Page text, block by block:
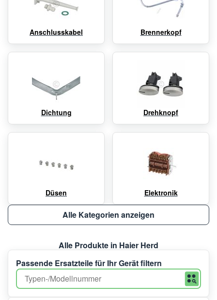
Anschlusskabel Brennerkopf
Dichtung Drehknopf
Düsen Elektronik
Alle Kategorien anzeigen
Alle Produkte in Haier Herd
Passende Ersatzteile für Ihr Gerät filtern